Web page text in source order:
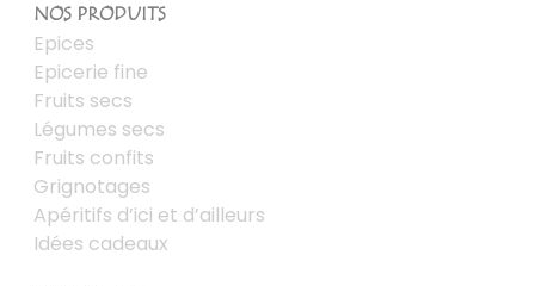
NOS PRODUITS
Epices
Epicerie fine
Fruits secs
Légumes secs
Fruits confits
Grignotages
Apéritifs d’ici et d’ailleurs
Idées cadeaux